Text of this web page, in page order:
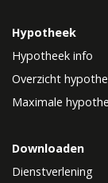
Hypotheek
Hypotheek info
Overzicht
Maximale
Downloaden
Dienstverlening